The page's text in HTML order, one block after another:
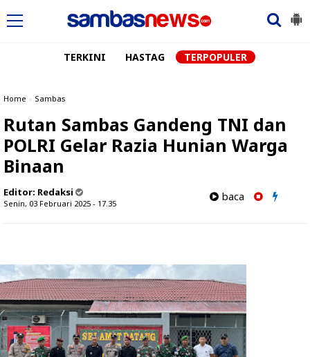
TERKINI HASTAG TERPOPULER
Home » Sambas
Rutan Sambas Gandeng TNI dan
POLRI Gelar Razia Hunian Warga
Binaan
Editor: Redaksi
Senin, 03 Februari 2025 - 17.35
baca